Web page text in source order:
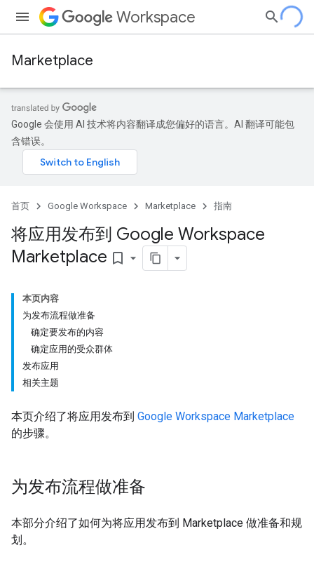
Workspace
Marketplace
Google 会使用 AI 技术将内容翻译成您偏好的语言。AI 翻译可能包
含错误。
首页 Google Workspace Marketplace 指南
将应用发布到 Google Workspace
Marketplace bookmark_border
本页内容
为发布流程做准备
确定要发布的内容
确定应用的受众群体
发布应用
相关主题
本页介绍了将应用发布到 Google Workspace Marketplace
的步骤。
为发布流程做准备
本部分介绍了如何为将应用发布到 Marketplace 做准备和规
划。